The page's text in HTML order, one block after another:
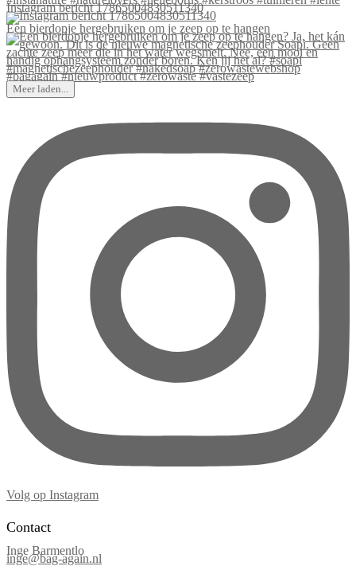
Instagram bericht 17865004830511340
Een bierdopje hergebruiken om je zeep op te hangen
Meer laden...
Volg op Instagram
Contact
Inge Barmentlo
inge@bag-again.nl